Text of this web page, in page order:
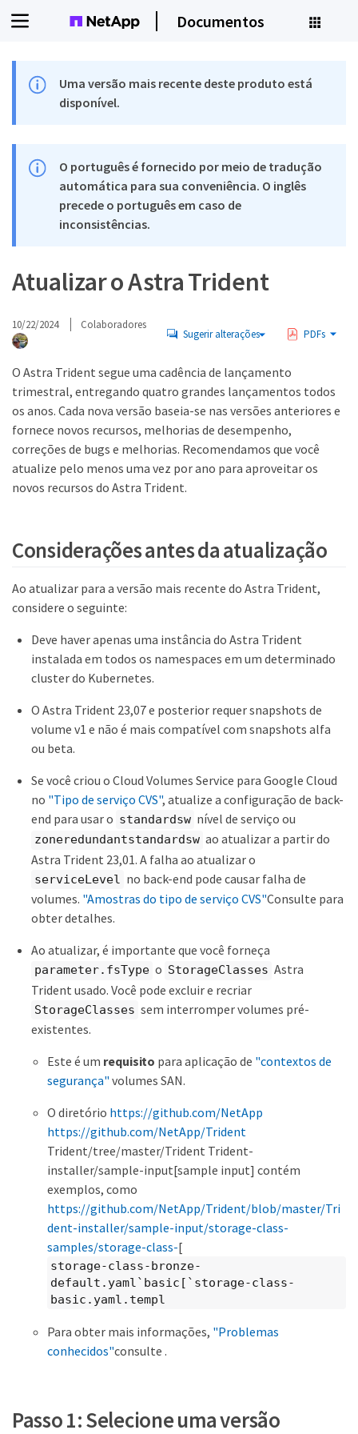
Documentos
Uma versão mais recente deste produto está
disponível.
O português é fornecido por meio de tradução
automática para sua conveniência. O inglês
precede o português em caso de
inconsistências.
Atualizar o Astra Trident
10/22/2024 Colaboradores
Sugerir alterações PDFs
O Astra Trident segue uma cadência de lançamento
trimestral, entregando quatro grandes lançamentos todos
os anos. Cada nova versão baseia-se nas versões anteriores e
fornece novos recursos, melhorias de desempenho,
correções de bugs e melhorias. Recomendamos que você
atualize pelo menos uma vez por ano para aproveitar os
novos recursos do Astra Trident.
Considerações antes da atualização
Ao atualizar para a versão mais recente do Astra Trident,
considere o seguinte:
Deve haver apenas uma instância do Astra Trident
instalada em todos os namespaces em um determinado
cluster do Kubernetes.
O Astra Trident 23,07 e posterior requer snapshots de
volume v1 e não é mais compatível com snapshots alfa
ou beta.
Se você criou o Cloud Volumes Service para Google Cloud
no "Tipo de serviço CVS", atualize a configuração de back-
end para usar o standardsw nível de serviço ou
zoneredundantstandardsw ao atualizar a partir do
Astra Trident 23,01. A falha ao atualizar o
serviceLevel no back-end pode causar falha de
volumes. "Amostras do tipo de serviço CVS"Consulte para
obter detalhes.
Ao atualizar, é importante que você forneça
parameter.fsType o StorageClasses Astra
Trident usado. Você pode excluir e recriar
StorageClasses sem interromper volumes pré-
existentes.
Este é um requisito para aplicação de "contextos de
segurança" volumes SAN.
O diretório https://github.com/NetApp
https://github.com/NetApp/Trident
Trident/tree/master/Trident Trident-
installer/sample-input[sample input] contém
exemplos, como
https://github.com/NetApp/Trident/blob/master/Tri
dent-installer/sample-input/storage-class-
samples/storage-class-[
storage-class-bronze-
default.yaml`basic[`storage-class-
basic.yaml.templ
Para obter mais informações, "Problemas
conhecidos"consulte .
Passo 1: Selecione uma versão